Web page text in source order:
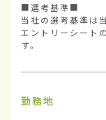
■選考基準■
当社の選考基準は
エントリーシート
す。
勤務地